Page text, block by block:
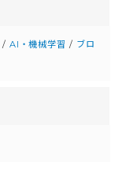
/ AI・機械学習 / ブロ